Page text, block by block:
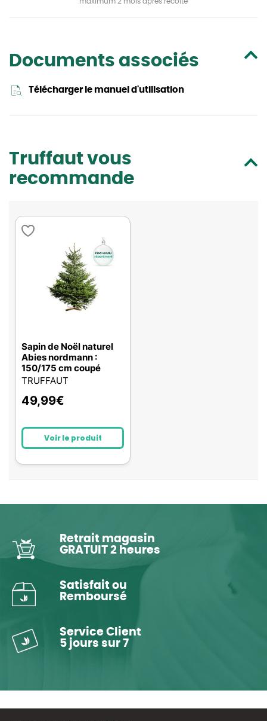
Documents associés
Télécharger le manuel d'utilisation
Truffaut vous
recommande
Sapin de Noël naturel
Abies nordmann :
150/175 cm coupé
TRUFFAUT
49,99€
Voir le produit
Retrait magasin
GRATUIT 2 heures
Satisfait ou
Remboursé
Service Client
5 jours sur 7